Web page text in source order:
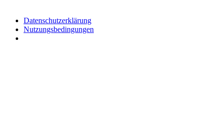
Datenschutzerklärung
Nutzungsbedingungen